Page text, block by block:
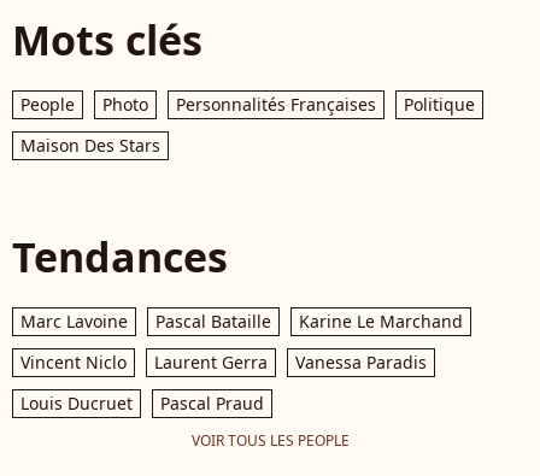
Mots clés
People Photo Personnalités Françaises
Politique
Maison Des Stars
Tendances
Marc Lavoine Pascal Bataille
Karine Le Marchand
Vincent Niclo
Laurent Gerra
Vanessa Paradis
Louis Ducruet
Pascal Praud
VOIR TOUS LES PEOPLE